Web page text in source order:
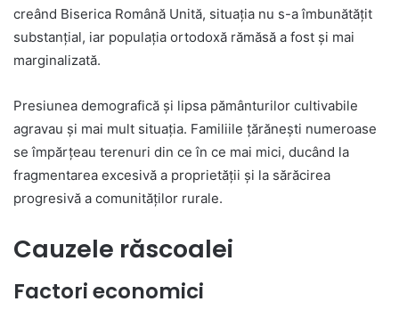
creând Biserica Română Unită, situația nu s-a îmbunătățit
substanțial, iar populația ortodoxă rămăsă a fost și mai
marginalizată.
Presiunea demografică și lipsa pământurilor cultivabile
agravau și mai mult situația. Familiile țărănești numeroase
se împărțeau terenuri din ce în ce mai mici, ducând la
fragmentarea excesivă a proprietății și la sărăcirea
progresivă a comunităților rurale.
Cauzele răscoalei
Factori economici